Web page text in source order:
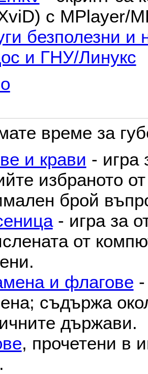
с MPlayer/
безполезни и
и ГНУ/Линукс
време за
и крави - игра
избраното
брой
- игра за
от
и флагове
съдържа
държави.
, прочетени в